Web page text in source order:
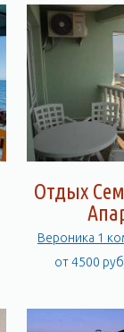
Отдых
Вероника 1
от 4500